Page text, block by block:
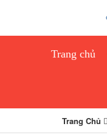
Trang chủ
Trang Chủ